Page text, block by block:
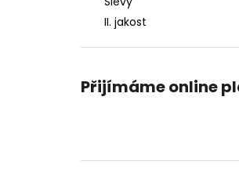
II. jakost
Přijímáme online